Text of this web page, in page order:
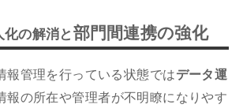
の解消と 部門間連携の強化
報管理を行っている状態ではデータ運
報の所在や管理者が不明瞭になりやす